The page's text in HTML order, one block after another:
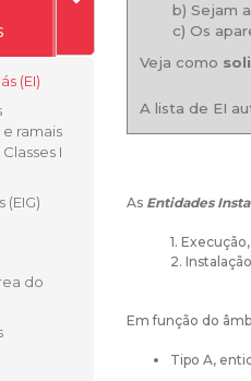
(EI)
ramais
I
do
b) Sejam
c) Os
Veja como
A lista de EI
As Entidades
1.
2.
Em função do
Tipo A,